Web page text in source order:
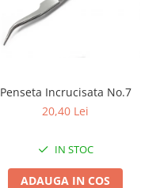
Penseta Incrucisata No.7
20,40 Lei
IN STOC
ADAUGA IN COS